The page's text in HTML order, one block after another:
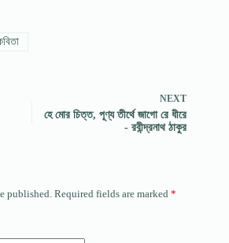
NEXT
হে মোর চিত্ত, পূণ্য তীর্থে জাগো রে ধীরে
- রবীন্দ্রনাথ ঠাকুর
published. Required fields are marked *